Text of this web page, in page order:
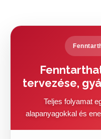
tervezése,
Teljes folyamat
alapanyagokkal és